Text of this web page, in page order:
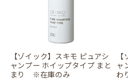
【ゾイック】スキモ ピュアシ
ャンプー ホイップタイプ まと
まり ※在庫のみ
ャ
わ